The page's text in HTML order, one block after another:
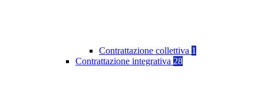
Contrattazione collettiva 1
Contrattazione integrativa 28